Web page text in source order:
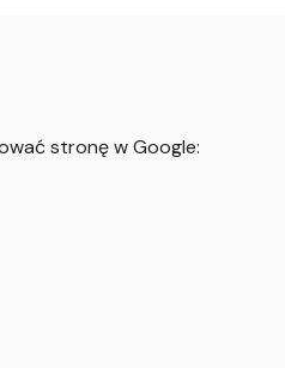
stronę w Google: